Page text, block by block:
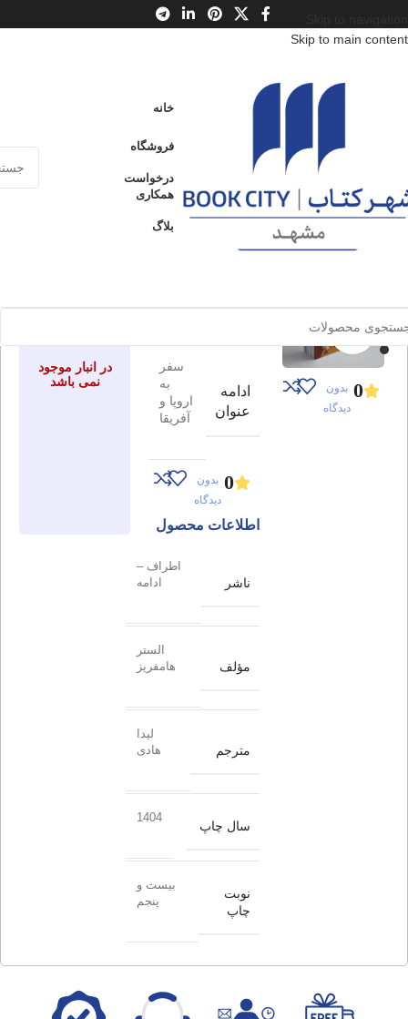
Skip to main content
خانه
فروشگاه
درخواست
همکاری
بلاگ
محصولات / کتاب کودک و نوجوان
برای بزرگنمایی کلیک کنید
0 بدون
دیدگاه
پسری که
رکاب زد –
ادامه
عنوان
سفر
به
اروپا و
آفریقا
0 بدون
دیدگاه
اطلاعات محصول
ناشر
اطراف –
ادامه
مؤلف
الستر
هامفریز
مترجم
لیدا
هادی
سال چاپ
1404
نوبت
چاپ
بیست و
پنجم
کارت‌های عضو
در انبار موجود
نمی باشد